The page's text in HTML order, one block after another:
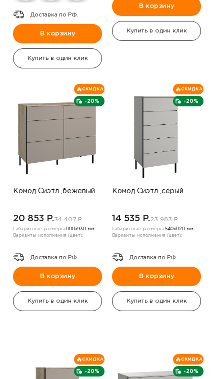
Доставка по РФ.
В корзину
Купить в один клик
В корзину
Купить в один клик
-20%
СКИДКА
Комод Сиэтл ,бежевый
20 853 P.34 407 P.
Габаритные размеры: 1100х930 мм
Варианты исполнения (цвет):
Доставка по РФ.
В корзину
Купить в один клик
-20%
СКИДКА
Комод Сиэтл ,серый
14 535 P.23 983 P.
Габаритные размеры:540х1120 мм
Варианты исполнения (цвет):
Доставка по РФ.
В корзину
Купить в один клик
-20%
СКИДКА
-20%
СКИДКА